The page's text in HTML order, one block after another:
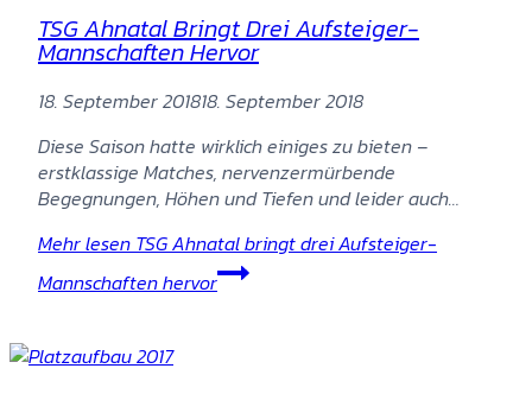
TSG Ahnatal Bringt Drei Aufsteiger-
Mannschaften Hervor
18. September 201818. September 2018
Diese Saison hatte wirklich einiges zu bieten –
erstklassige Matches, nervenzermürbende
Begegnungen, Höhen und Tiefen und leider auch…
Mehr lesen TSG Ahnatal bringt drei Aufsteiger-
Mannschaften hervor